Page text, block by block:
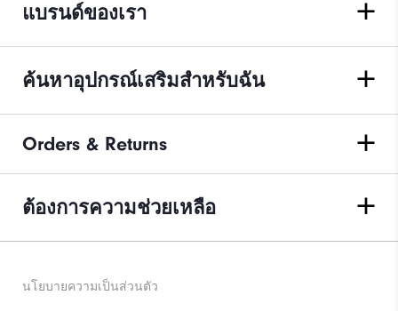
แบรนด์ของเรา
ค้นหาอุปกรณ์เสริมสำหรับฉัน
Orders & Returns
ต้องการความช่วยเหลือ
นโยบายความเป็นส่วนตัว